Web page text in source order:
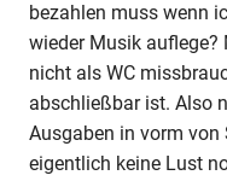
bezahlen muss wenn
wieder Musik
nicht als WC
abschließbar ist. Also
Ausgaben in vorm
eigentlich keine Lust